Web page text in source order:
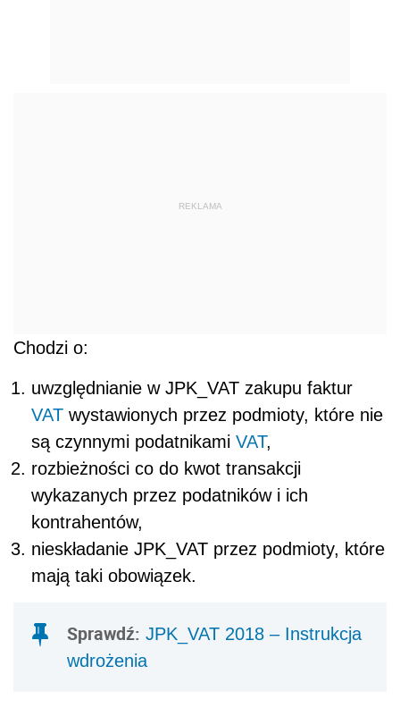
REKLAMA
Chodzi o:
uwzględnianie w JPK_VAT zakupu faktur
VAT wystawionych przez podmioty, które nie
są czynnymi podatnikami VAT,
rozbieżności co do kwot transakcji
wykazanych przez podatników i ich
kontrahentów,
nieskładanie JPK_VAT przez podmioty, które
mają taki obowiązek.
Sprawdź: JPK_VAT 2018 – Instrukcja
wdrożenia